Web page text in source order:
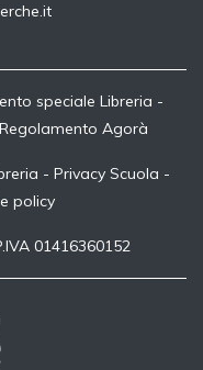
speciale Libreria -
Regolamento Agorà
- Privacy Scuola -
policy
01416360152